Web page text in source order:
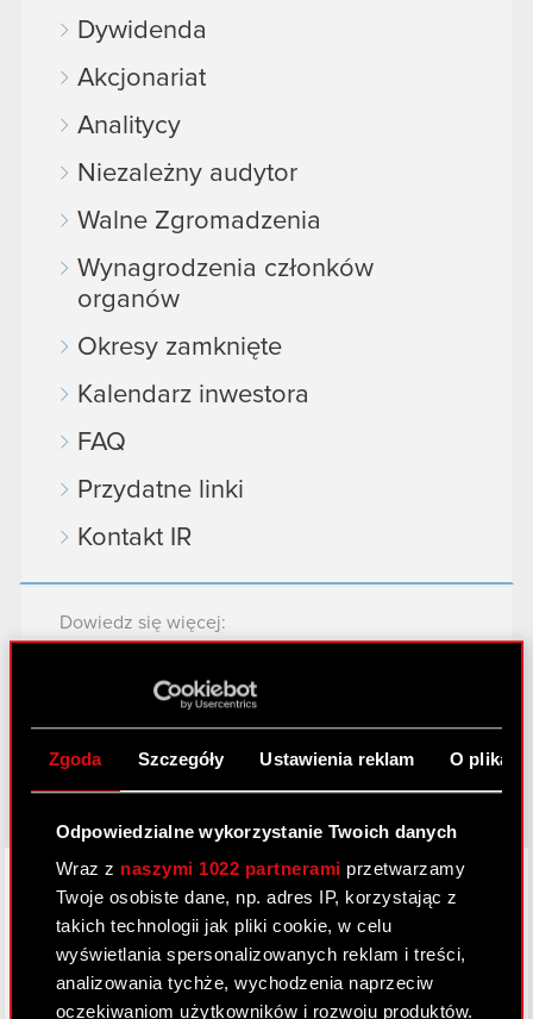
Zgoda Szczegóły Ustawienia reklam O
Odpowiedzialne wykorzystanie Twoich danych
Wraz z naszymi 1022 partnerami przetwarzamy
Twoje osobiste dane, np. adres IP, korzystając z
takich technologii jak pliki cookie, w celu
wyświetlania spersonalizowanych reklam i treści,
analizowania tychże, wychodzenia naprzeciw
oczekiwaniom użytkowników i rozwoju produktów.
Dywidenda
Akcjonariat
Analitycy
Niezależny audytor
Walne Zgromadzenia
Wynagrodzenia członków
organów
Okresy zamknięte
Kalendarz inwestora
FAQ
Przydatne linki
Kontakt IR
Dowiedz się więcej:
cyberpunk.net
gear.cdprojektred.com
LinkedIn